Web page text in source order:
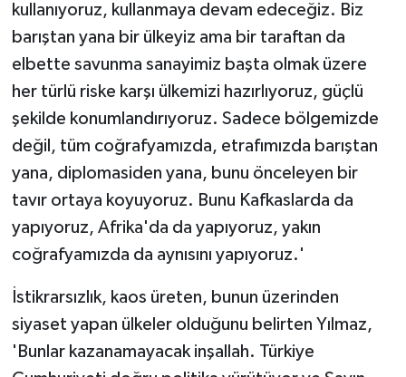
kullanıyoruz, kullanmaya devam edeceğiz. Biz
barıştan yana bir ülkeyiz ama bir taraftan da
elbette savunma sanayimiz başta olmak üzere
her türlü riske karşı ülkemizi hazırlıyoruz, güçlü
şekilde konumlandırıyoruz. Sadece bölgemizde
değil, tüm coğrafyamızda, etrafımızda barıştan
yana, diplomasiden yana, bunu önceleyen bir
tavır ortaya koyuyoruz. Bunu Kafkaslarda da
yapıyoruz, Afrika'da da yapıyoruz, yakın
coğrafyamızda da aynısını yapıyoruz.'
İstikrarsızlık, kaos üreten, bunun üzerinden
siyaset yapan ülkeler olduğunu belirten Yılmaz,
'Bunlar kazanamayacak inşallah. Türkiye